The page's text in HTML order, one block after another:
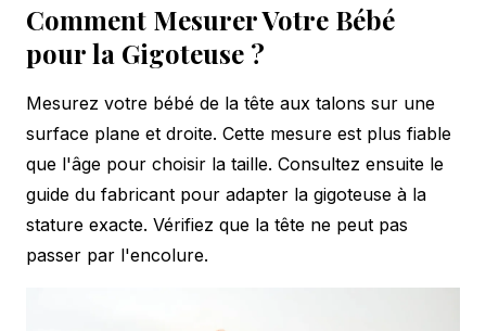
Comment Mesurer Votre Bébé
pour la Gigoteuse ?
Mesurez votre bébé de la tête aux talons sur une
surface plane et droite. Cette mesure est plus fiable
que l'âge pour choisir la taille. Consultez ensuite le
guide du fabricant pour adapter la gigoteuse à la
stature exacte. Vérifiez que la tête ne peut pas
passer par l'encolure.